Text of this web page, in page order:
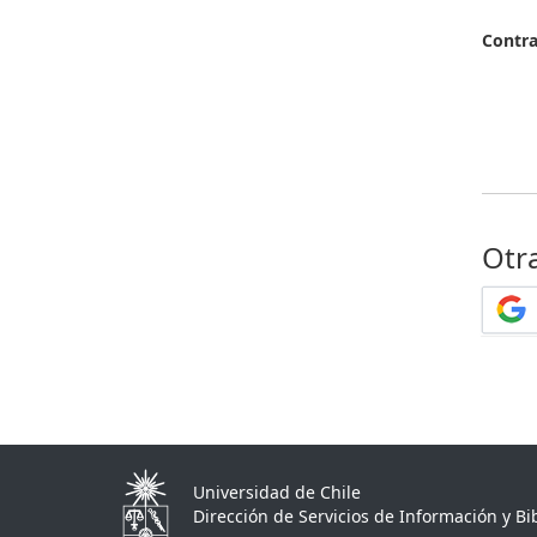
Universidad de Chile
Dirección de Servicios de Información y